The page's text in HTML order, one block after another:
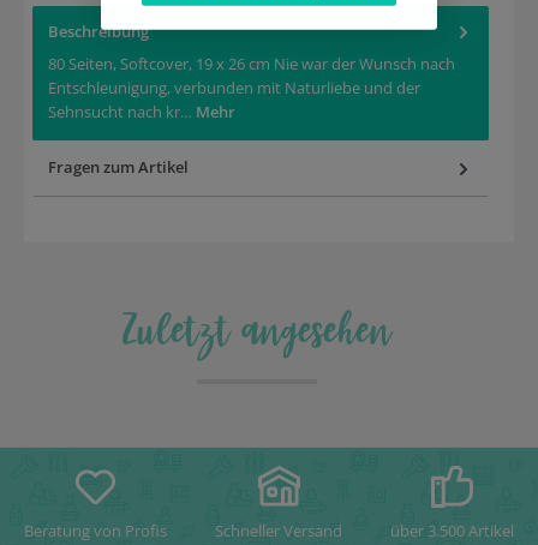
Beschreibung
80 Seiten, Softcover, 19 x 26 cm Nie war der Wunsch nach
Entschleunigung, verbunden mit Naturliebe und der
Sehnsucht nach kr… Mehr
Fragen zum Artikel
Zuletzt angesehen
Beratung von Profis Schneller Versand über 3.500 Artikel